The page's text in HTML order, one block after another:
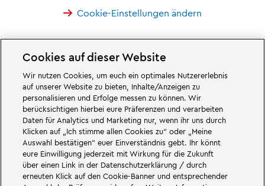
Großartiges erwartet euch in den Abenteuerwelten des Familien- und
Freizeitparks LEGOLAND Deutschland in Bayern. Erlebt spannende
Attraktionenund jede Menge LEGO® Spaß. LEGOLAND Deutschland Resort
ist einFreizeitparkfür Familien mit Kindern zwischen zwei und 12 Jahren.
Der LEGOLAND Park liegt bei Günzburg in Bayern. LEGOLAND Deutschland
ist einer der größten Freizeitparks in Bayern und einer der bekanntesten
und beliebtesten Freizeitparks in Deutschland. Der Themenpark bietet mit
68 Attraktionen und Achterbahnen ein einmaliges Erlebnis für Erwachsene
und Kinder. Neben dem Freizeitpark zählt auch ein Feriendorf mit
verschiedenen Möglichkeiten zurÜbernachtungzum LEGOLAND Resort.
Dort können Besucher in einerWaldabenteuer Lodge, im NINJAGO Quartier,
Cookie-Einstellungen ändern
Cookies auf dieser Website
Wir nutzen Cookies, um euch ein optimales Nutzererlebnis
auf unserer Website zu bieten, Inhalte/Anzeigen zu
personalisieren und Erfolge messen zu können. Wir
berücksichtigen hierbei eure Präferenzen und verarbeiten
Daten für Analytics und Marketing nur, wenn ihr uns durch
Klicken auf „Ich stimme allen Cookies zu“ oder „Meine
Auswahl bestätigen“ euer Einverständnis gebt. Ihr könnt
eure Einwilligung jederzeit mit Wirkung für die Zukunft
über einen Link in der Datenschutzerklärung / durch
erneuten Klick auf den Cookie-Banner und entsprechender